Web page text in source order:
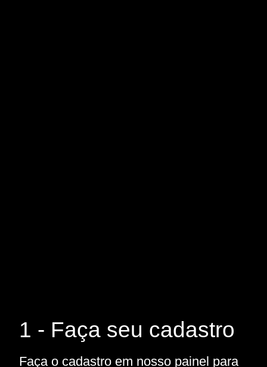
1 - Faça seu cadastro
Faça o cadastro em nosso painel para